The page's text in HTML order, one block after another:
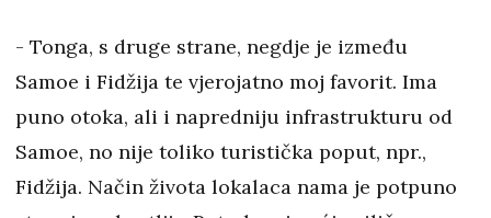
- Tonga, s druge strane, negdje je između
Samoe i Fidžija te vjerojatno moj favorit. Ima
puno otoka, ali i napredniju infrastrukturu od
Samoe, no nije toliko turistička poput, npr.,
Fidžija. Način života lokalaca nama je potpuno